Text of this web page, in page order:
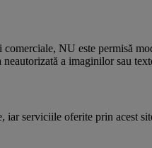
NU este permisă
a imaginilor sau
iar serviciile oferite prin acest